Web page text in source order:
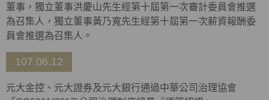
董事，獨立董事洪慶山先生經第十屆第一次審計委員會推選
為召集人，獨立董事黃乃寬先生經第十屆第一次薪資報酬委
員會推選為召集人。
107.06.12
元大金控、元大證券及元大銀行通過中華公司治理協會